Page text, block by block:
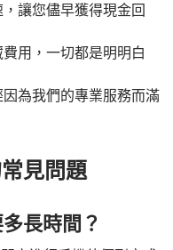
讓您儘早獲得現金回
用，一切都是明明白
為我們的專業服務而滿
見問題
長時間？